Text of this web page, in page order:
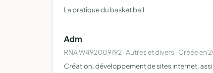
La pratique du basket ball
Adm
RNA W492009192 · Autres et divers · Créée en
Création, développement de sites internet,